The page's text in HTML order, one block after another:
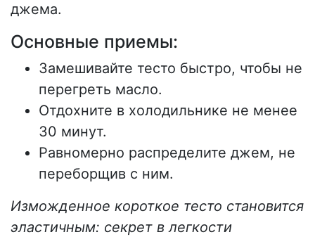
джема.
Основные приемы:
Замешивайте тесто быстро, чтобы не
перегреть масло.
Отдохните в холодильнике не менее
30 минут.
Равномерно распределите джем, не
переборщив с ним.
Изможденное короткое тесто становится
эластичным: секрет в легкости